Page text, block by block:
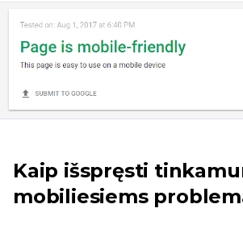
Kaip išspręsti
mobiliesiems